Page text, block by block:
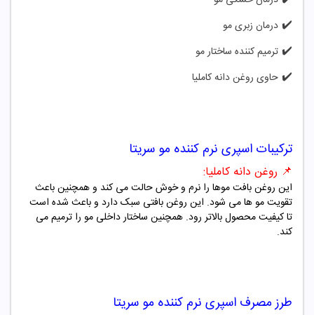
✔️ درمان زبری مو
✔️ ترمیم کننده ساختار مو
✔️ حاوی روغن دانه کاملیا
ترکیبات اسپری نرم کننده مو سریتا
📌 روغن دانه کاملیا:
این روغن بافت موها را نرم و خوش حالت می کند و همچنین باعث
تقویت مو ها می شود. این روغن بافتی سبک دارد و باعث شده است
تا کیفیت محصول بالاتر رود. همچنین ساختار داخلی مو را ترمیم می
کند.
طرز مصرف اسپری نرم کننده مو سریتا